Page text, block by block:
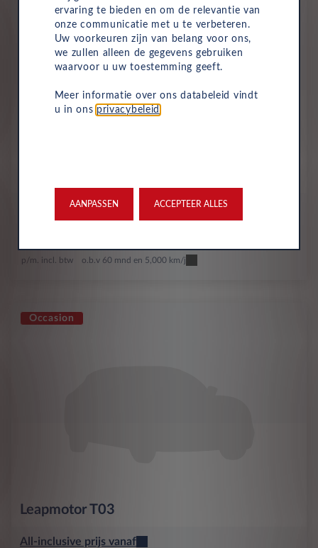
All-inclusive prijs vanaf
p/m. incl. btw o.b.v 60 mnd en 5,000 km/j
Occasion
Leapmotor T03
All-inclusive prijs vanaf
ervaring te bieden en om de relevantie van
onze communicatie met u te verbeteren.
Uw voorkeuren zijn van belang voor ons,
we zullen alleen de gegevens gebruiken
waarvoor u uw toestemming geeft.
Meer informatie over ons databeleid vindt
u in ons privacybeleid
AANPASSEN ACCEPTEER ALLES